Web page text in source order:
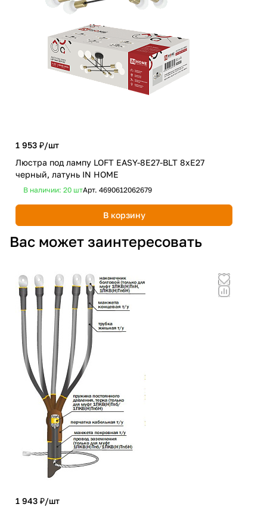
1 953 ₽/шт
Люстра под лампу LOFT EASY-8E27-BLT 8хЕ27
черный, латунь IN HOME
В наличии: 20 штАрт. 4690612062679
В корзину
Вас может заинтересовать
1 943 ₽/шт